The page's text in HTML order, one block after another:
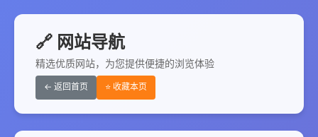
🔗 网站导航
精选优质网站，为您提供便捷的浏览体验
← 返回首页 ⭐ 收藏本页